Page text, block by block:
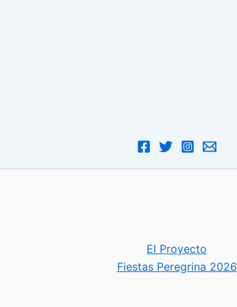
El Proyecto
Fiestas Peregrina 2026